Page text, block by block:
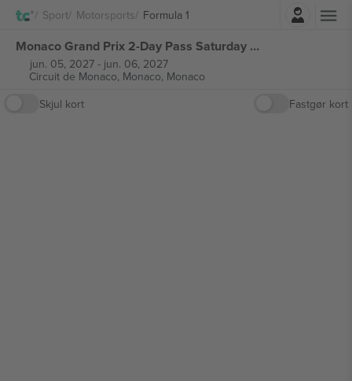
Sport Motorsports Formula 1
Monaco Grand Prix 2-Day Pass Saturday & Sunday Ticket Formula 1 billetter
jun. 05, 2027- jun. 06, 2027
Circuit de Monaco, Monaco, Monaco
Skjul kort
Fastgør kort